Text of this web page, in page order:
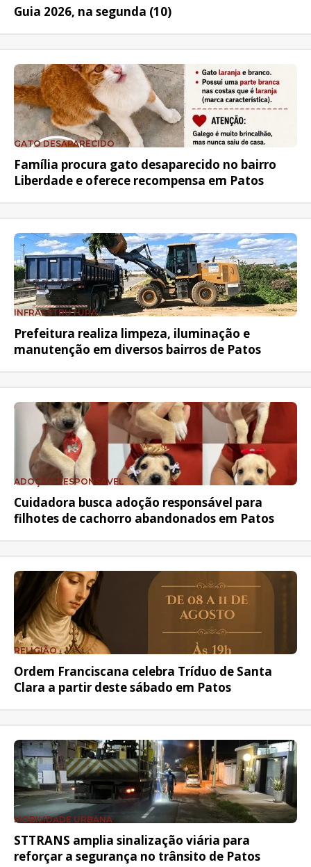
Guia 2026, na segunda (10)
GATO DESAPARECIDO
Família procura gato desaparecido no bairro
Liberdade e oferece recompensa em Patos
INFRAESTRUTURA
Prefeitura realiza limpeza, iluminação e
manutenção em diversos bairros de Patos
ADOÇÃO RESPONSÁVEL
Cuidadora busca adoção responsável para
filhotes de cachorro abandonados em Patos
RELIGIÃO
Ordem Franciscana celebra Tríduo de Santa
Clara a partir deste sábado em Patos
MOBILIDADE URBANA
STTRANS amplia sinalização viária para
reforçar a segurança no trânsito de Patos